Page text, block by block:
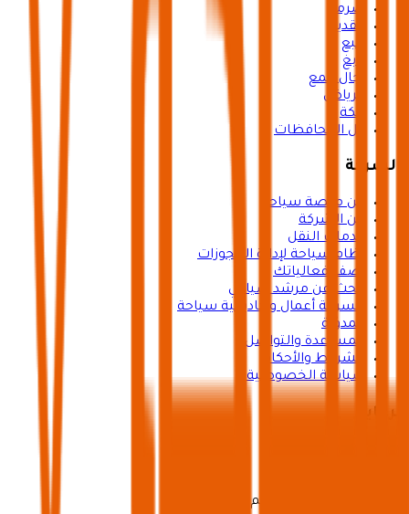
ضرما
القدية
ينبع
رابغ
رجال المع
الرياض
مكة
كل المحافظات
الشركة
عن منصة سياحة
عن الشركة
خدمات النقل
نظام سياحة لإدارة الحجوزات
أضف فعالياتك
ابحث عن مرشد سياحي
مسرعة أعمال وأكاديمية سياحة
المدوّنة
المساعدة والتواصل
الشروط والأحكام
سياسة الخصوصية
برعاية
ترخيص تنظيم رحلات رقم 73102191